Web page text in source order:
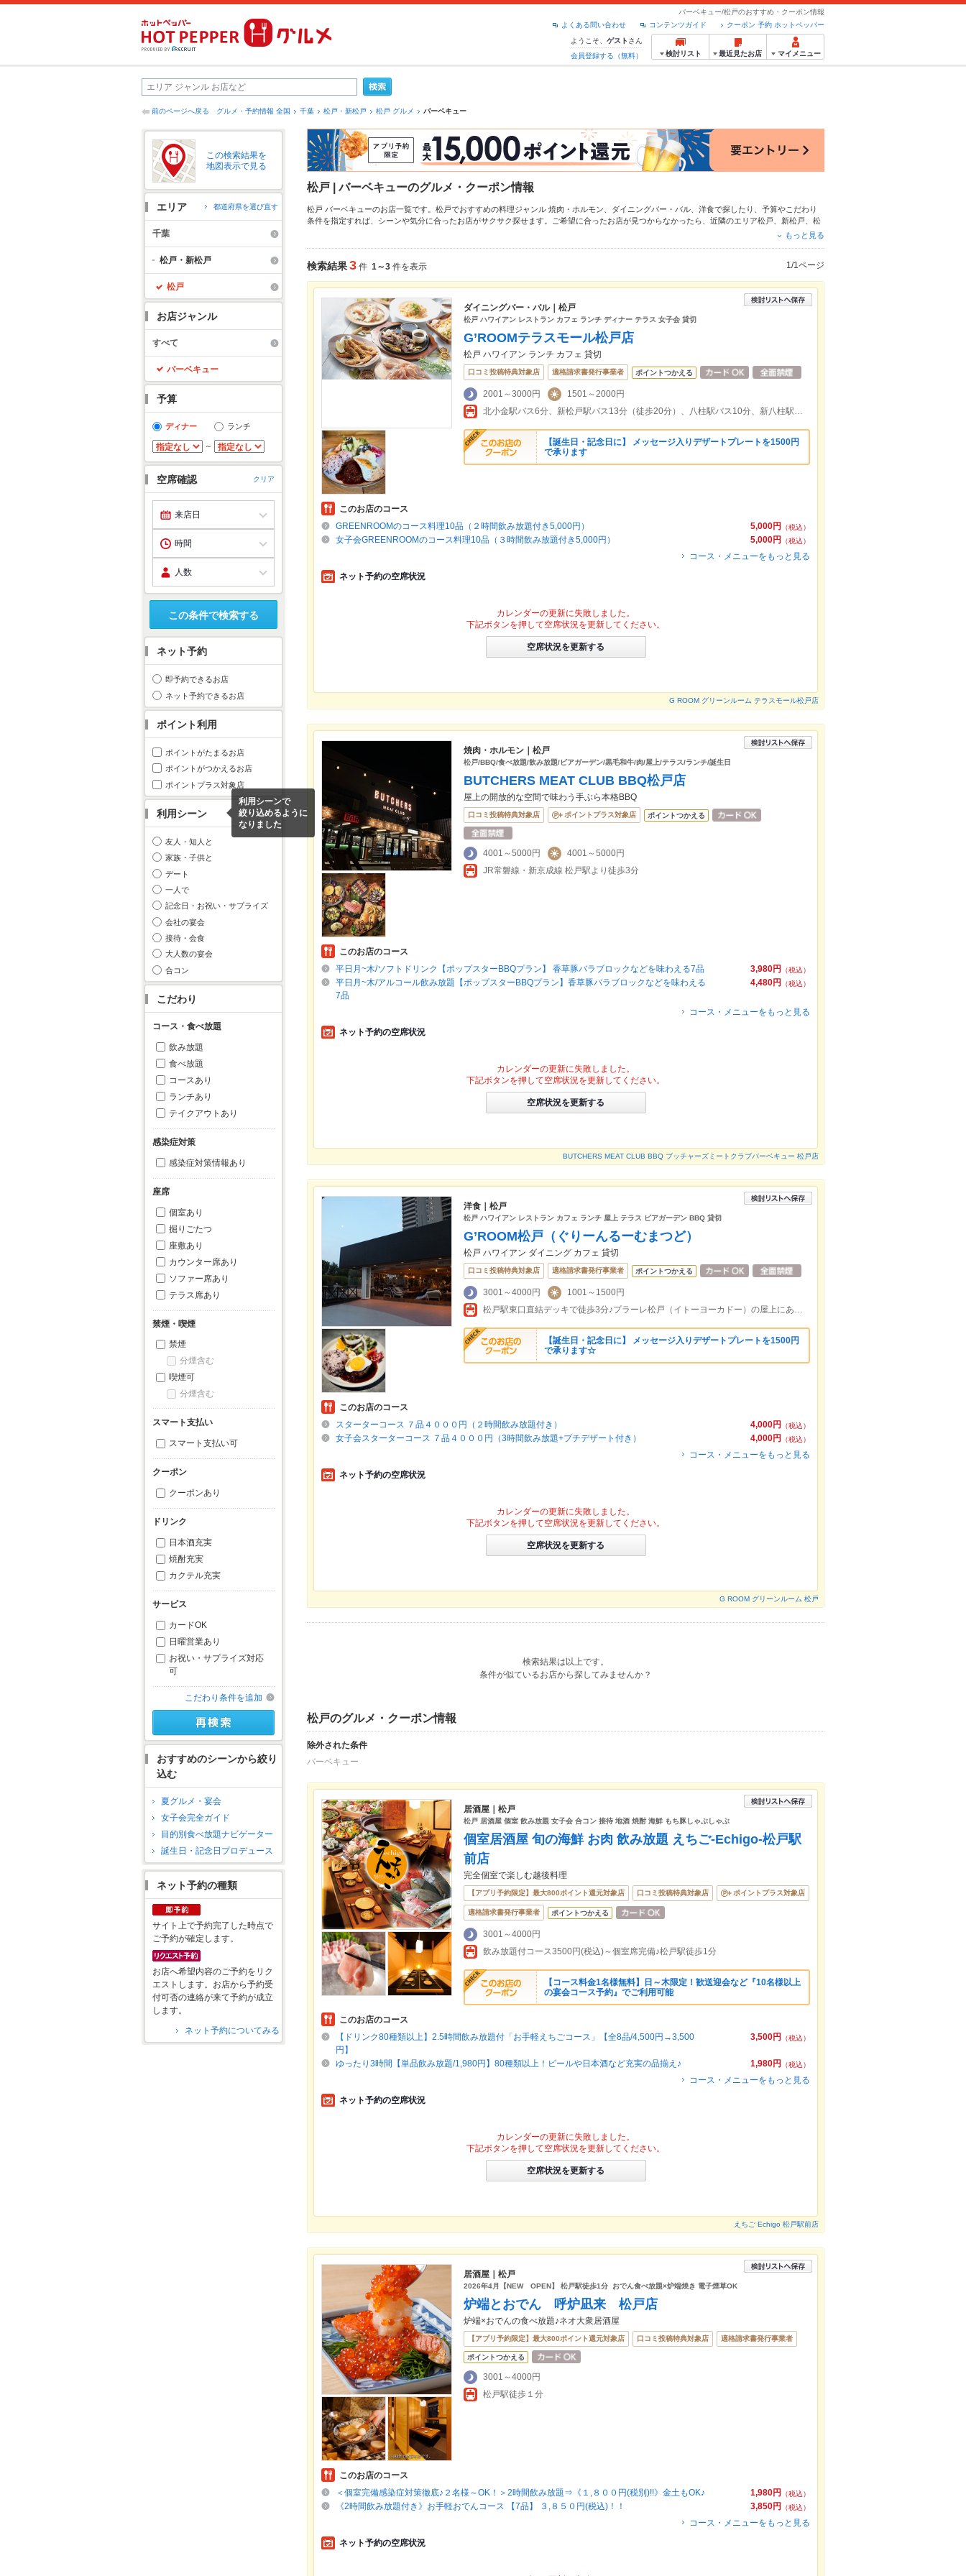
バーベキュー/松戸のおすすめ・クーポン情報
クーポン 予約 ホットペッパー
コンテンツガイド
よくある問い合わせ
ようこそ、 ゲスト さん
会員登録する（無料）
検討リスト 最近見たお店 マイメニュー
前のページへ戻る グルメ・予約情報 全国 千葉 松戸・新松戸 松戸 グルメ バーベキュー
この検索結果を
地図表示で見る
エリア 都道府県を選び直す
千葉
松戸・新松戸
松戸
お店ジャンル
すべて
バーベキュー
予算
ディナー ランチ
～
空席確認 クリア
この条件で検索する
ネット予約
即予約できるお店
ネット予約できるお店
ポイント利用
ポイントがたまるお店
ポイントがつかえるお店
ポイントプラス対象店
利用シーン
利用シーンで
絞り込めるように
なりました
友人・知人と
家族・子供と
デート
一人で
記念日・お祝い・サプライズ
会社の宴会
接待・会食
大人数の宴会
合コン
こだわり
コース・食べ放題
飲み放題
食べ放題
コースあり
ランチあり
テイクアウトあり
感染症対策
感染症対策情報あり
座席
個室あり
掘りごたつ
座敷あり
カウンター席あり
ソファー席あり
テラス席あり
禁煙・喫煙
禁煙
分煙含む
喫煙可
分煙含む
スマート支払い
スマート支払い可
クーポン
クーポンあり
ドリンク
日本酒充実
焼酎充実
カクテル充実
サービス
カードOK
日曜営業あり
お祝い・サプライズ対応
可
こだわり条件を追加
おすすめのシーンから絞り
込む
夏グルメ・宴会
女子会完全ガイド
目的別食べ放題ナビゲーター
誕生日・記念日プロデュース
ネット予約の種類
サイト上で予約完了した時点で
ご予約が確定します。
お店へ希望内容のご予約をリク
エストします。お店から予約受
付可否の連絡が来て予約が成立
します。
ネット予約についてみる
松戸 | バーベキューのグルメ・クーポン情報
松戸 バーベキューのお店一覧です。松戸でおすすめの料理ジャンル 焼肉・ホルモン ダイニングバー・バル 洋食で探したり、予算やこだわり
条件を指定すれば、シーンや気分に合ったお店がサクサク探せます。ご希望に合ったお店が見つからなかったら、近隣のエリア松戸 新松戸
松
馬刺し、
お茶漬
もっと見る
検索結果3 件 1～3 件を表示 1/1ページ
ダイニングバー・バル｜松戸
松戸 ハワイアン レストラン カフェ ランチ ディナー テラス 女子会 貸切
G’ROOMテラスモール松戸店
松戸 ハワイアン ランチ カフェ 貸切
口コミ投稿特典対象店 適格請求書発行事業者 ポイントつかえる
2001～3000円
1501～2000円
北小金駅バス6分、新松戸駅バス13分（徒歩20分）、八柱駅バス10分、新八柱駅バス10分
【誕生日・記念日に】 メッセージ入りデザートプレートを1500円
で承ります
このお店のコース
5,000円
（税込）
GREENROOMのコース料理10品（２時間飲み放題付き5,000円）
5,000円
（税込）
女子会GREENROOMのコース料理10品（３時間飲み放題付き5,000円）
コース・メニューをもっと見る
ネット予約の空席状況
カレンダーの更新に失敗しました。
下記ボタンを押して空席状況を更新してください。
空席状況を更新する
G ROOM グリーンルーム テラスモール松戸店
焼肉・ホルモン｜松戸
松戸/BBQ/食べ放題/飲み放題/ビアガーデン/黒毛和牛/肉/屋上/テラス/ランチ/誕生日
BUTCHERS MEAT CLUB BBQ松戸店
屋上の開放的な空間で味わう手ぶら本格BBQ
口コミ投稿特典対象店 ポイントプラス対象店 ポイントつかえる
4001～5000円
4001～5000円
JR常磐線・新京成線 松戸駅より徒歩3分
このお店のコース
3,980円
（税込）
平日月~木/ソフトドリンク【ポップスターBBQプラン】 香草豚バラブロックなどを味わえる7品
4,480円
（税込）
平日月~木/アルコール飲み放題【ポップスターBBQプラン】香草豚バラブロックなどを味わえる
7品
コース・メニューをもっと見る
ネット予約の空席状況
カレンダーの更新に失敗しました。
下記ボタンを押して空席状況を更新してください。
空席状況を更新する
BUTCHERS MEAT CLUB BBQ ブッチャーズミートクラブバーベキュー 松戸店
洋食｜松戸
松戸 ハワイアン レストラン カフェ ランチ 屋上 テラス ビアガーデン BBQ 貸切
G’ROOM松戸（ぐりーんるーむまつど）
松戸 ハワイアン ダイニング カフェ 貸切
口コミ投稿特典対象店 適格請求書発行事業者 ポイントつかえる
3001～4000円
1001～1500円
松戸駅東口直結デッキで徒歩3分♪プラーレ松戸（イトーヨーカドー）の屋上にある開放感あふれるレストラン&カフェ
【誕生日・記念日に】 メッセージ入りデザートプレートを1500円
で承ります☆
このお店のコース
4,000円
（税込）
スターターコース ７品４０００円（２時間飲み放題付き）
4,000円
（税込）
女子会スターターコース ７品４０００円（3時間飲み放題+プチデザート付き）
コース・メニューをもっと見る
ネット予約の空席状況
カレンダーの更新に失敗しました。
下記ボタンを押して空席状況を更新してください。
空席状況を更新する
G ROOM グリーンルーム 松戸
検索結果は以上です。
条件が似ているお店から探してみませんか？
松戸のグルメ・クーポン情報
除外された条件
バーベキュー
居酒屋｜松戸
松戸 居酒屋 個室 飲み放題 女子会 合コン 接待 地酒 焼酎 海鮮 もち豚しゃぶしゃぶ
個室居酒屋 旬の海鮮 お肉 飲み放題 えちご-Echigo-松戸駅
前店
完全個室で楽しむ越後料理
【アプリ予約限定】最大800ポイント還元対象店 口コミ投稿特典対象店 ポイントプラス対象店
適格請求書発行事業者 ポイントつかえる
3001～4000円
飲み放題付コース3500円(税込)～個室席完備♪松戸駅徒歩1分
【コース料金1名様無料】日～木限定！歓送迎会など『10名様以上
の宴会コース予約』でご利用可能
このお店のコース
3,500円
（税込）
【ドリンク80種類以上】2.5時間飲み放題付「お手軽えちごコース」【全8品/4,500円→3,500
円】
1,980円
（税込）
ゆったり3時間【単品飲み放題/1,980円】80種類以上！ビールや日本酒など充実の品揃え♪
コース・メニューをもっと見る
ネット予約の空席状況
カレンダーの更新に失敗しました。
下記ボタンを押して空席状況を更新してください。
空席状況を更新する
えちご Echigo 松戸駅前店
居酒屋｜松戸
2026年4月【NEW OPEN】 松戸駅徒歩1分 おでん食べ放題×炉端焼き 電子煙草OK
炉端とおでん 呼炉凪来 松戸店
炉端×おでんの食べ放題♪ネオ大衆居酒屋
【アプリ予約限定】最大800ポイント還元対象店 口コミ投稿特典対象店 適格請求書発行事業者
ポイントつかえる
3001～4000円
松戸駅徒歩１分
このお店のコース
1,980円
（税込）
＜個室完備感染症対策徹底♪２名様～OK！＞2時間飲み放題⇒《１,８００円(税別)!!》金土もOK♪
3,850円
（税込）
《2時間飲み放題付き》お手軽おでんコース 【7品】 ３,８５０円(税込)！！
コース・メニューをもっと見る
ネット予約の空席状況